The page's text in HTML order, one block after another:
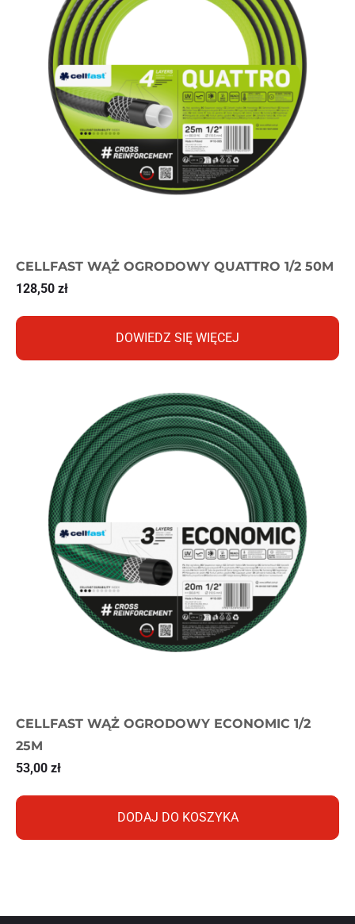
CELLFAST WĄŻ OGRODOWY QUATTRO 1/2 50M
128,50 zł
DOWIEDZ SIĘ WIĘCEJ
CELLFAST WĄŻ OGRODOWY ECONOMIC 1/2
25M
53,00 zł
DODAJ DO KOSZYKA